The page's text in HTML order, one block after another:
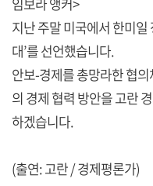
지난 주말 미국에서 한미일
대’를 선언했습니다.
안보-경제를 총망라한 협
의 경제 협력 방안을 고란
하겠습니다.
(출연: 고란 / 경제평론가)